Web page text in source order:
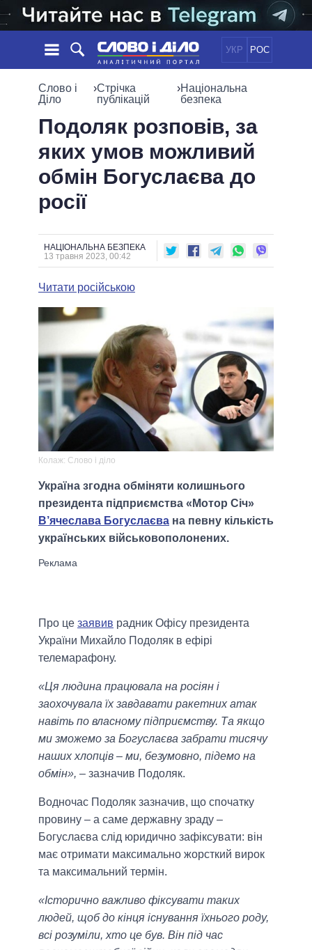
УКР РОС
НОВИНИ
СТРІЧКА
ПОДІЇ
СТАТТІ
ДУМКИ
ОГЛЯДИ
ПОЛІТИКА
ЕКОНОМІКА
СУСПІЛЬСТВО
СВІТ
ПОЛIТИКИ
УСІ ПОЛІТИКИ
ПРЕЗИДЕНТ І ОФІС
КАБІНЕТ МІНІСТРІВ
ГОЛОВИ ОБЛАДМІНІСТРАЦІЙ
МЕРИ МІСТ
ІНФОГРАФІКА
ПІДТРИМАТИ
ПОРІВНЯННЯ ПОЛІТИКІВ
Слово і
Діло
›Стрічка
публікацій
›Національна
безпека
Подоляк розповів, за
яких умов можливий
обмін Богуслаєва до
росії
НАЦІОНАЛЬНА БЕЗПЕКА
13 травня 2023, 00:42
Читати російською
Колаж: Слово і діло
Україна згодна обміняти колишнього
президента підприємства «Мотор Січ»
В’ячеслава Богуслаєва на певну кількість
українських військовополонених.
Про це заявив радник Офісу президента
України Михайло Подоляк в ефірі
телемарафону.
«Ця людина працювала на росіян і
заохочувала їх завдавати ракетних атак
навіть по власному підприємству. Та якщо
ми зможемо за Богуслаєва забрати тисячу
наших хлопців – ми, безумовно, підемо на
обмін», – зазначив Подоляк.
Водночас Подоляк зазначив, що спочатку
провину – а саме державну зраду –
Богуслаєва слід юридично зафіксувати: він
має отримати максимально жорсткий вирок
та максимальний термін.
«Історично важливо фіксувати таких
людей, щоб до кінця існування їхнього роду,
всі розуміли, хто це був. Він під час